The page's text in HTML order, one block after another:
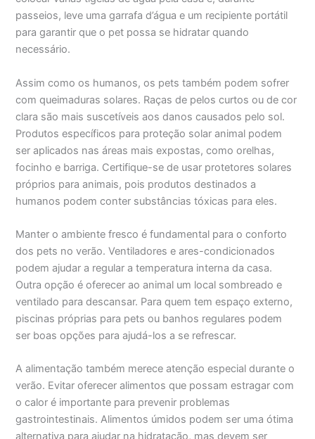
passeios, leve uma garrafa d’água e um recipiente portátil
para garantir que o pet possa se hidratar quando
necessário.
Assim como os humanos, os pets também podem sofrer
com queimaduras solares. Raças de pelos curtos ou de cor
clara são mais suscetíveis aos danos causados pelo sol.
Produtos específicos para proteção solar animal podem
ser aplicados nas áreas mais expostas, como orelhas,
focinho e barriga. Certifique-se de usar protetores solares
próprios para animais, pois produtos destinados a
humanos podem conter substâncias tóxicas para eles.
Manter o ambiente fresco é fundamental para o conforto
dos pets no verão. Ventiladores e ares-condicionados
podem ajudar a regular a temperatura interna da casa.
Outra opção é oferecer ao animal um local sombreado e
ventilado para descansar. Para quem tem espaço externo,
piscinas próprias para pets ou banhos regulares podem
ser boas opções para ajudá-los a se refrescar.
A alimentação também merece atenção especial durante o
verão. Evitar oferecer alimentos que possam estragar com
o calor é importante para prevenir problemas
gastrointestinais. Alimentos úmidos podem ser uma ótima
alternativa para ajudar na hidratação, mas devem ser